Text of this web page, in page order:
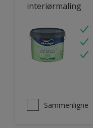
interiørmaling
Sammenligne